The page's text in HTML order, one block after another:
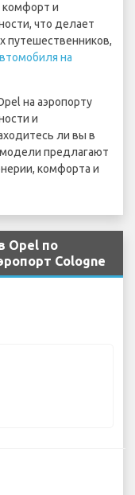
комфорт и
что делает
путешественников,
на
на аэропорту
и
ли вы в
предлагают
комфорта и
Opel по
Cologne